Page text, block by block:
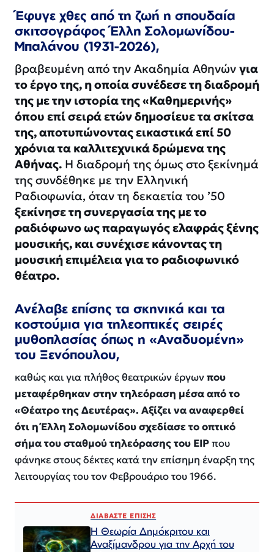
Έφυγε χθες από τη ζωή η σπουδαία
σκιτσογράφος Έλλη Σολομωνίδου-
Μπαλάνου (1931-2026),
βραβευμένη από την Ακαδημία Αθηνών για
το έργο της, η οποία συνέδεσε τη διαδρομή
της με την ιστορία της «Καθημερινής»
όπου επί σειρά ετών δημοσίευε τα σκίτσα
της, αποτυπώνοντας εικαστικά επί 50
χρόνια τα καλλιτεχνικά δρώμενα της
Αθήνας. Η διαδρομή της όμως στο ξεκίνημά
της συνδέθηκε με την Ελληνική
Ραδιοφωνία, όταν τη δεκαετία του ’50
ξεκίνησε τη συνεργασία της με το
ραδιόφωνο ως παραγωγός ελαφράς ξένης
μουσικής, και συνέχισε κάνοντας τη
μουσική επιμέλεια για το ραδιοφωνικό
θέατρο.
Ανέλαβε επίσης τα σκηνικά και τα
κοστούμια για τηλεοπτικές σειρές
μυθοπλασίας όπως η «Αναδυομένη»
του Ξενόπουλου,
καθώς και για πλήθος θεατρικών έργωνπου
μεταφέρθηκαν στην τηλεόραση μέσα από το
«Θέατρο της Δευτέρας». Αξίζει να αναφερθεί
ότι η Έλλη Σολομωνίδου σχεδίασε το οπτικό
σήμα του σταθμού τηλεόρασης του ΕΙΡπου
φάνηκε στους δέκτες κατά την επίσημη έναρξη της
λειτουργίας του τον Φεβρουάριο του 1966.
ΔΙΑΒΑΣΤΕ ΕΠΙΣΗΣ
Η Θεωρία Δημόκριτου και
Αναξίμανδρου για την Αρχή του